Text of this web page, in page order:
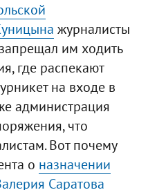
журналисты
им ходить
где распекают
на входе в
администрация
что
Вот почему
о назначении
Саратова